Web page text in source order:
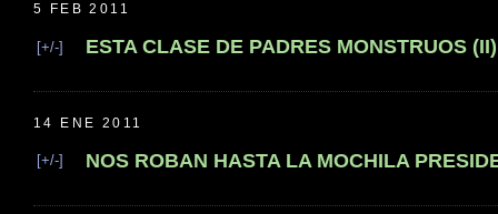
5 FEB 2011
[+/-] ESTA CLASE DE PADRES MONSTRUOS (II)
14 ENE 2011
[+/-] NOS ROBAN HASTA LA MOCHILA